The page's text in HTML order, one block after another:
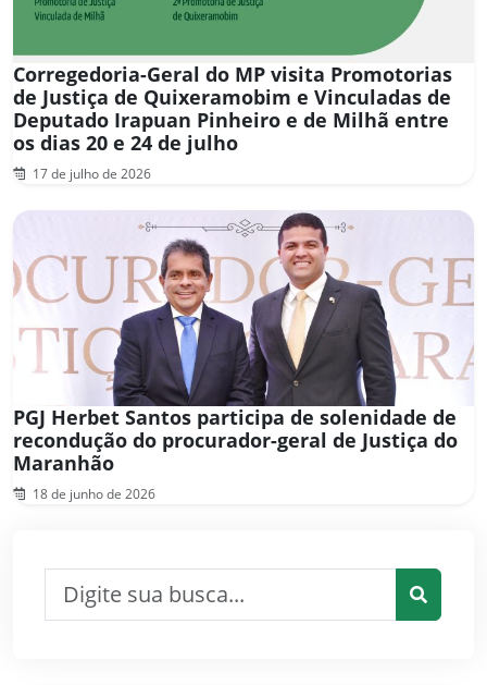
Corregedoria-Geral do MP visita Promotorias
de Justiça de Quixeramobim e Vinculadas de
Deputado Irapuan Pinheiro e de Milhã entre
os dias 20 e 24 de julho
17 de julho de 2026
PGJ Herbet Santos participa de solenidade de
recondução do procurador-geral de Justiça do
Maranhão
18 de junho de 2026